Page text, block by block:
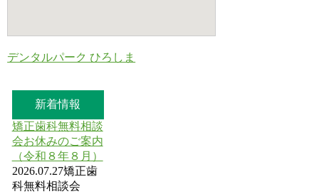
デンタルパーク ひろしま
新着情報
矯正歯科無料相談
会お休みのご案内
（令和８年８月）
2026.07.27矯正歯
科無料相談会